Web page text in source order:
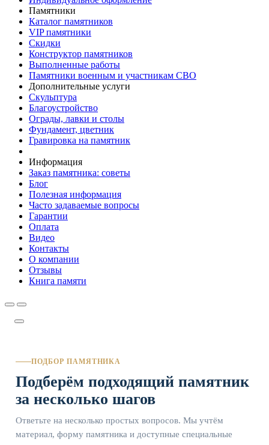
Памятники
Каталог памятников
VIP памятники
Скидки
Конструктор памятников
Выполненные работы
Памятники военным и участникам СВО
Дополнительные услуги
Скульптура
Благоустройство
Ограды, лавки и столы
Фундамент, цветник
Гравировка на памятник
Информация
Заказ памятника: советы
Блог
Полезная информация
Часто задаваемые вопросы
Гарантии
Оплата
Видео
Контакты
О компании
Отзывы
Книга памяти
ПОДБОР ПАМЯТНИКА
Подберём подходящий памятник
за несколько шагов
Ответьте на несколько простых вопросов. Мы учтём
материал, форму памятника и доступные специальные